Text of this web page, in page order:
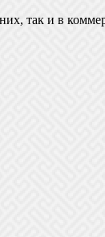
так и в